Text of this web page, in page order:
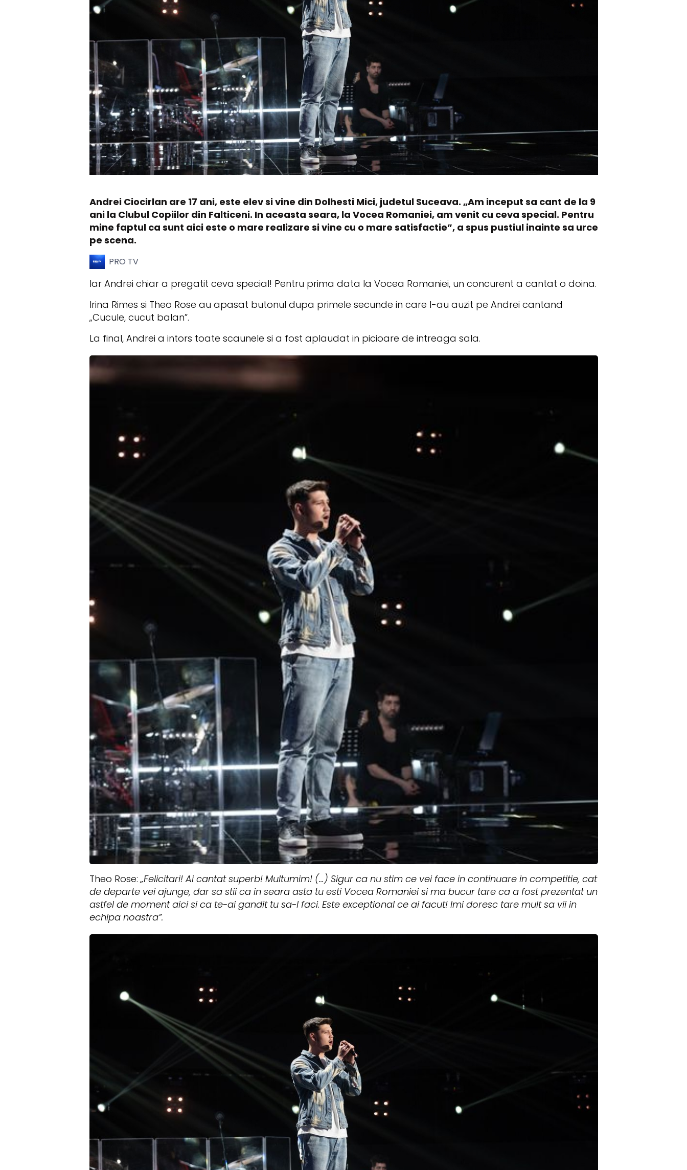
Andrei Ciocirlan are 17 ani, este elev si vine din Dolhesti Mici, judetul Suceava. „Am inceput sa cant de la 9
ani la Clubul Copiilor din Falticeni. In aceasta seara, la Vocea Romaniei, am venit cu ceva special. Pentru
mine faptul ca sunt aici este o mare realizare si vine cu o mare satisfactie”, a spus pustiul inainte sa urce
pe scena.
PRO TV
​Iar Andrei chiar a pregatit ceva special! Pentru prima data la Vocea Romaniei, un concurent a cantat o doina.
Irina Rimes si Theo Rose au apasat butonul dupa primele secunde in care l-au auzit pe Andrei cantand
„Cucule, cucut balan”.
La final, Andrei a intors toate scaunele si a fost aplaudat in picioare de intreaga sala.
Theo Rose: „Felicitari! Ai cantat superb! Multumim! (…) Sigur ca nu stim ce vei face in continuare in competitie, cat
de departe vei ajunge, dar sa stii ca in seara asta tu esti Vocea Romaniei si ma bucur tare ca a fost prezentat un
astfel de moment aici si ca te-ai gandit tu sa-l faci. Este exceptional ce ai facut! Imi doresc tare mult sa vii in
echipa noastra”.